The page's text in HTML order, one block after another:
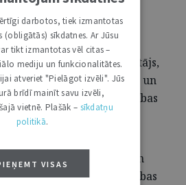
Tirdzniecības un
valdes padomnieks un
mazināšanai vadītājs,
demokrātijas un
kā arī uzņēmējdarbības
padomes locekle un
Korporatīvās pārvaldības
darbotos, tiek izmantotas
(obligātās) sīkdatnes. Ar Jūsu
tikt izmantotas vēl citas –
mediju un funkcionalitātes.
atveriet "Pielāgot izvēli". Jūs
brīdī mainīt savu izvēli,
vietnē. Plašāk – sīkdatņu
politikā.
VISAS